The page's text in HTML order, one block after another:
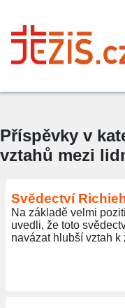
Příspěvky v
vztahů mezi
Svědectví
Na základě velmi
uvedli, že toto
navázat hlubší vztah k